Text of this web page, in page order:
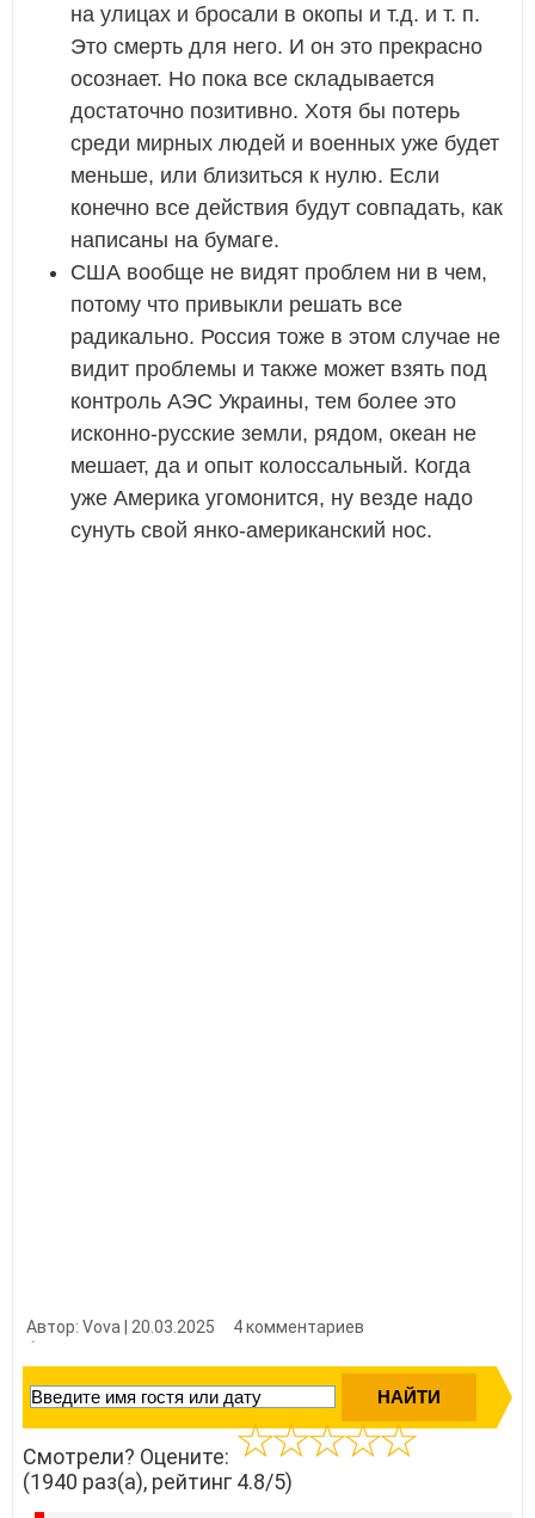
на улицах и бросали в окопы и т.д. и т. п.
Это смерть для него. И он это прекрасно
осознает. Но пока все складывается
достаточно позитивно. Хотя бы потерь
среди мирных людей и военных уже будет
меньше, или близиться к нулю. Если
конечно все действия будут совпадать, как
написаны на бумаге.
США вообще не видят проблем ни в чем,
потому что привыкли решать все
радикально. Россия тоже в этом случае не
видит проблемы и также может взять под
контроль АЭС Украины, тем более это
исконно-русские земли, рядом, океан не
мешает, да и опыт колоссальный. Когда
уже Америка угомонится, ну везде надо
сунуть свой янко-американский нос.
Автор: Vova | 20.03.2025
4 комментариев
Смотрели? Оцените:
(1940 раз(а), рейтинг 4.8/5)